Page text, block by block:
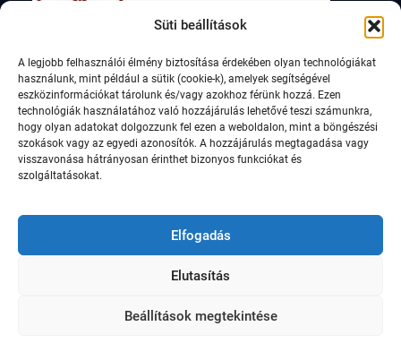
Süti beállítások
A legjobb felhasználói élmény biztosítása érdekében olyan technológiákat
használunk, mint például a sütik (cookie-k), amelyek segítségével
eszközinformációkat tárolunk és/vagy azokhoz férünk hozzá. Ezen
technológiák használatához való hozzájárulás lehetővé teszi számunkra,
hogy olyan adatokat dolgozzunk fel ezen a weboldalon, mint a böngészési
szokások vagy az egyedi azonosítók. A hozzájárulás megtagadása vagy
visszavonása hátrányosan érinthet bizonyos funkciókat és
szolgáltatásokat.
Elfogadás
Elutasítás
Beállítások megtekintése
© Szent István Római Katolikus Általános Iskola,
2021